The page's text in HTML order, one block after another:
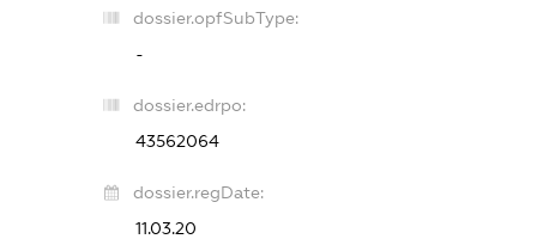
dossier.opfSubType:
-
dossier.edrpo:
43562064
dossier.regDate:
11.03.20